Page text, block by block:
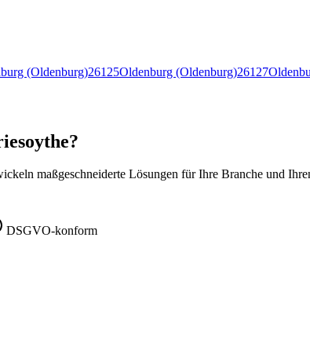
(Oldenburg)26125Oldenburg (Oldenburg)26127
maßgeschneiderte Lösungen für Ihre Branche und
DSGVO-konform